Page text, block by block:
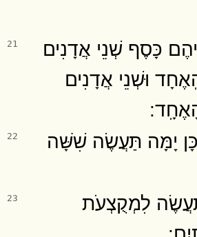
21
כָּסֶף שְׁנֵי אֲדָנִים
וּשְׁנֵי אֲדָנִים
׃
22
יָמָּה תַּעֲשֶׂה שִׁשָּׁה
23
לִמְקֻצְעֹת